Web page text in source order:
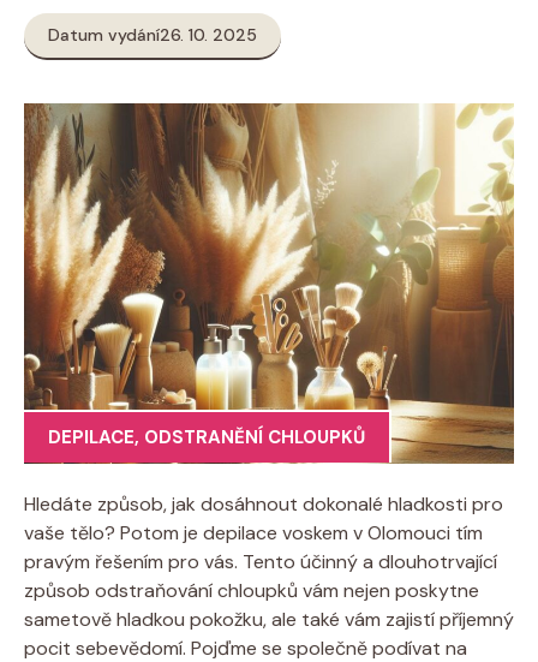
Datum vydání26. 10. 2025
DEPILACE, ODSTRANĚNÍ CHLOUPKŮ
Hledáte způsob, jak dosáhnout dokonalé hladkosti pro
vaše tělo? Potom je depilace voskem v Olomouci tím
pravým řešením pro vás. Tento účinný a dlouhotrvající
způsob odstraňování chloupků vám nejen poskytne
sametově hladkou pokožku, ale také vám zajistí příjemný
pocit sebevědomí. Pojďme se společně podívat na